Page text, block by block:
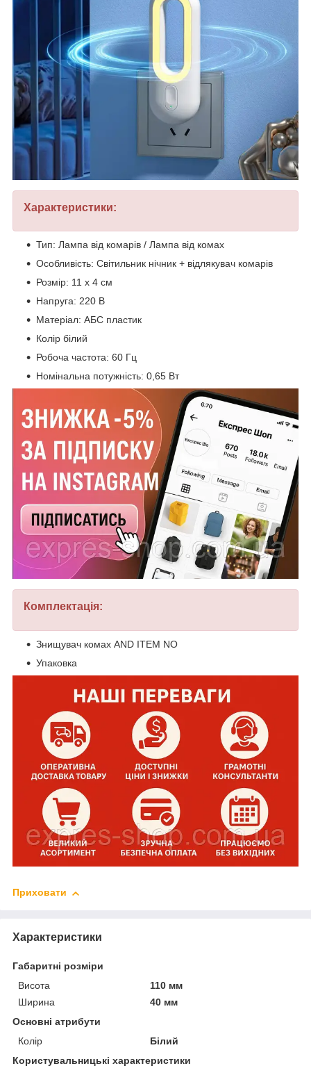
Характеристики:
Тип: Лампа від комарів / Лампа від комах
Особливість: Світильник нічник + відлякувач комарів
Розмір: 11 х 4 см
Напруга: 220 В
Матеріал: АБС пластик
Колір білий
Робоча частота: 60 Гц
Номінальна потужність: 0,65 Вт
Комплектація:
Знищувач комах AND ITEM NO
Упаковка
Приховати
Характеристики
Габаритні розміри
Висота
110 мм
Ширина
40 мм
Основні атрибути
Колір
Білий
Користувальницькі характеристики